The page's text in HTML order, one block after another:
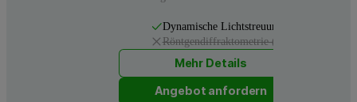
Dynamische Lichtstreuung
Röntgendiffraktometrie (XRD)
Mehr Details
Angebot anfordern